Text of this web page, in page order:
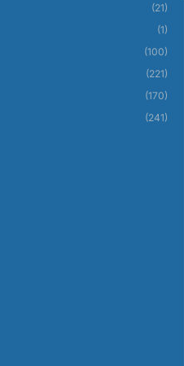
(21)
(1)
(100)
(221)
(170)
(241)